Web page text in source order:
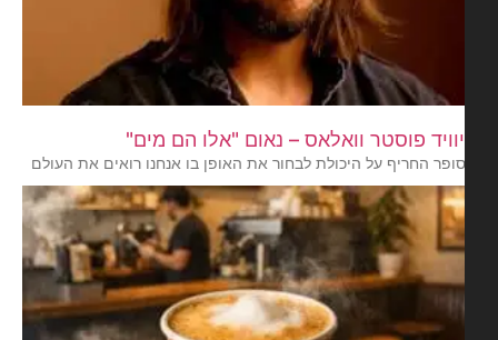
פוסטר וואלאס – נאום "אלו הם מים"
החריף על היכולת לבחור את האופן בו אנחנו רואים את העולם